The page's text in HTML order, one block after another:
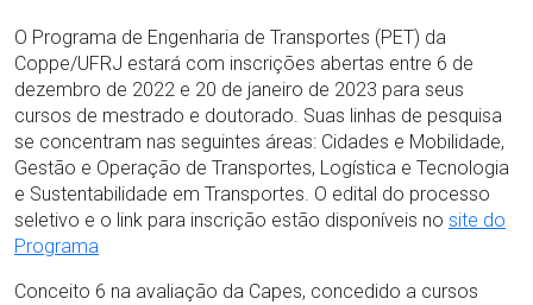
O Programa de Engenharia de Transportes (PET) da
Coppe/UFRJ estará com inscrições abertas entre 6 de
dezembro de 2022 e 20 de janeiro de 2023 para seus
cursos de mestrado e doutorado. Suas linhas de pesquisa
se concentram nas seguintes áreas: Cidades e Mobilidade,
Gestão e Operação de Transportes, Logística e Tecnologia
e Sustentabilidade em Transportes. O edital do processo
seletivo e o link para inscrição estão disponíveis no site do
Programa
Conceito 6 na avaliação da Capes, concedido a cursos